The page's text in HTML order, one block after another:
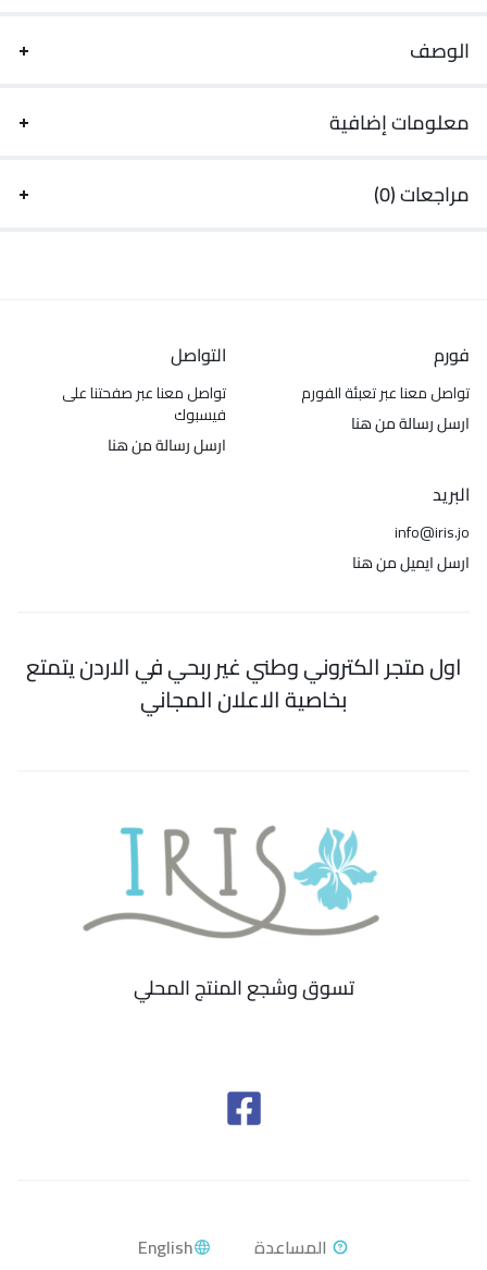
الوصف
معلومات إضافية
مراجعات (0)
فورم
تواصل معنا عبر تعبئة الفورم
ارسل رسالة من هنا
التواصل
تواصل معنا عبر صفحتنا على
فيسبوك
ارسل رسالة من هنا
البريد
info@iris.jo
ارسل ايميل من هنا
اول متجر الكتروني وطني غير ربحي في الاردن يتمتع
بخاصية الاعلان المجاني
تسوق وشجع المنتج المحلي
English